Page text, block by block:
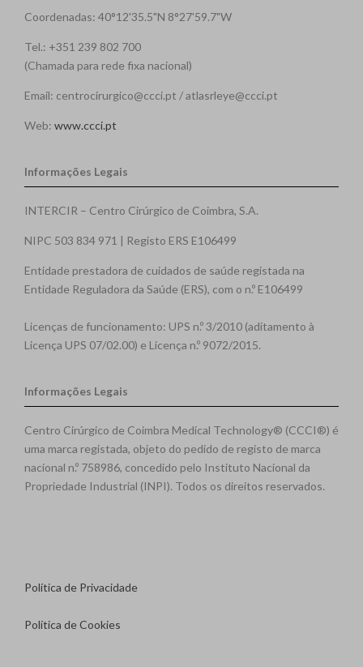
Coordenadas: 40°12'35.5"N 8°27'59.7"W
Tel.: +351 239 802 700
(Chamada para rede fixa nacional)
Email: centrocirurgico@ccci.pt / atlasrleye@ccci.pt
Web: www.ccci.pt
Informações Legais
INTERCIR – Centro Cirúrgico de Coimbra, S.A.
NIPC 503 834 971 | Registo ERS E106499
Entidade prestadora de cuidados de saúde registada na
Entidade Reguladora da Saúde (ERS), com o n.º E106499
Licenças de funcionamento: UPS n.º 3/2010 (aditamento à
Licença UPS 07/02.00) e Licença n.º 9072/2015.
Informações Legais
Centro Cirúrgico de Coimbra Medical Technology® (CCCI®) é
uma marca registada, objeto do pedido de registo de marca
nacional n.º 758986, concedido pelo Instituto Nacional da
Propriedade Industrial (INPI). Todos os direitos reservados.
Política de Privacidade
Política de Cookies